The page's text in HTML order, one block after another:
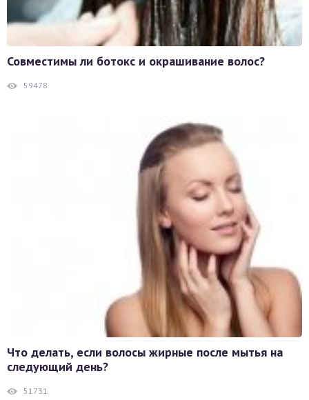
Совместимы ли ботокс и окрашивание волос?
59478
Что делать, если волосы жирные после мытья на
следующий день?
51731